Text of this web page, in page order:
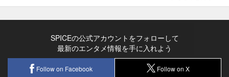
SPICEの公式アカウントをフォローして
最新のエンタメ情報を手に入れよう
Follow on Facebook Follow on X